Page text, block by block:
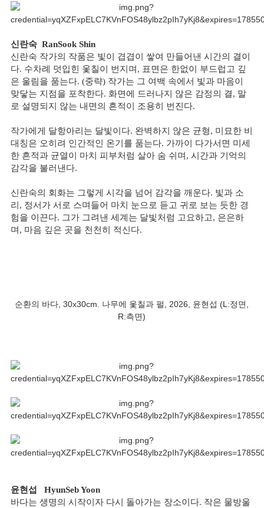
신란숙RanSook Shin
신란숙 작가의 작품은 빛이 겹겹이 쌓여 만들어낸 시간의 결이
다. 수차례 덧입힌 옻칠이 번지며, 표면은 한없이 부드럽고 깊
은 울림을 품는다. (중략) 작가는 그 여백 속에서 빛과 마음이
맞닿는 지점을 포착한다. 화면에 드러나지 않은 감정의 결, 말
로 설명되지 않는 내면의 흔적이 조용히 번진다.
작가에게 달항아리는 달빛이다. 완벽하지 않은 균형, 미묘한 비
대칭은 오히려 인간적인 온기를 품는다. 가까이 다가서면 미세
한 흔적과 균열이 마치 피부처럼 살아 숨 쉬며, 시간과 기억의
감각을 불러낸다.
신란숙의 회화는 그렇게 시각을 넘어 감각을 깨운다. 빛과 소
리, 정서가 서로 스며들어 마치 눈으로 듣고 귀로 보는 듯한 경
험을 이끈다. 그가 그려낸 세계는 달빛처럼 고요하고, 은은하
며, 마음 깊은 곳을 천천히 적신다.
순환의 바다, 30x30cm. 나무에 옻칠과 펄, 2026, 윤현섭 (L:정면,
R:측면)
윤현섭
HyunSeb Yoon
바다는 생명의 시작이자 다시 돌아가는 장소이다. 작은 물방울